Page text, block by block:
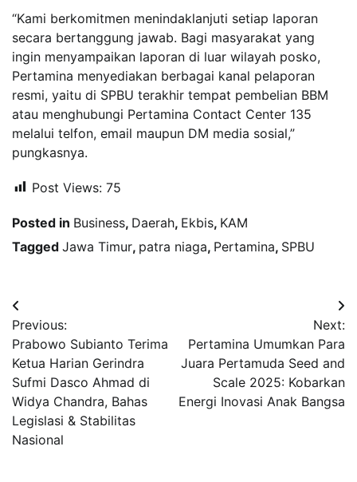
“Kami berkomitmen menindaklanjuti setiap laporan
secara bertanggung jawab. Bagi masyarakat yang
ingin menyampaikan laporan di luar wilayah posko,
Pertamina menyediakan berbagai kanal pelaporan
resmi, yaitu di SPBU terakhir tempat pembelian BBM
atau menghubungi Pertamina Contact Center 135
melalui telfon, email maupun DM media sosial,”
pungkasnya.
Post Views: 75
Posted in Business, Daerah, Ekbis, KAM
Tagged Jawa Timur, patra niaga, Pertamina, SPBU
Navigasi
pos
Previous:
Prabowo Subianto Terima
Ketua Harian Gerindra
Sufmi Dasco Ahmad di
Widya Chandra, Bahas
Legislasi & Stabilitas
Nasional
Next:
Pertamina Umumkan Para
Juara Pertamuda Seed and
Scale 2025: Kobarkan
Energi Inovasi Anak Bangsa